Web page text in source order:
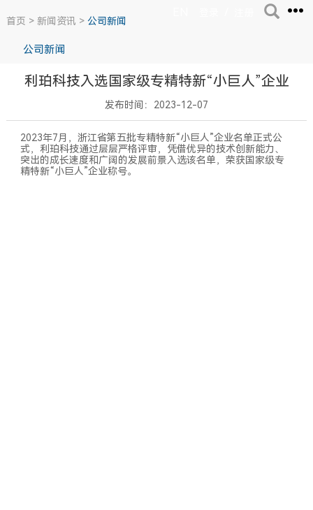
首页 > 新闻资讯 > 公司新闻
公司新闻
利珀科技入选国家级专精特新“小巨人”企业
发布时间：2023-12-07
2023年7月，浙江省第五批专精特新“小巨人”企业名单正式公
式，利珀科技通过层层严格评审，凭借优异的技术创新能力、
突出的成长速度和广阔的发展前景入选该名单，荣获国家级专
精特新“小巨人”企业称号。